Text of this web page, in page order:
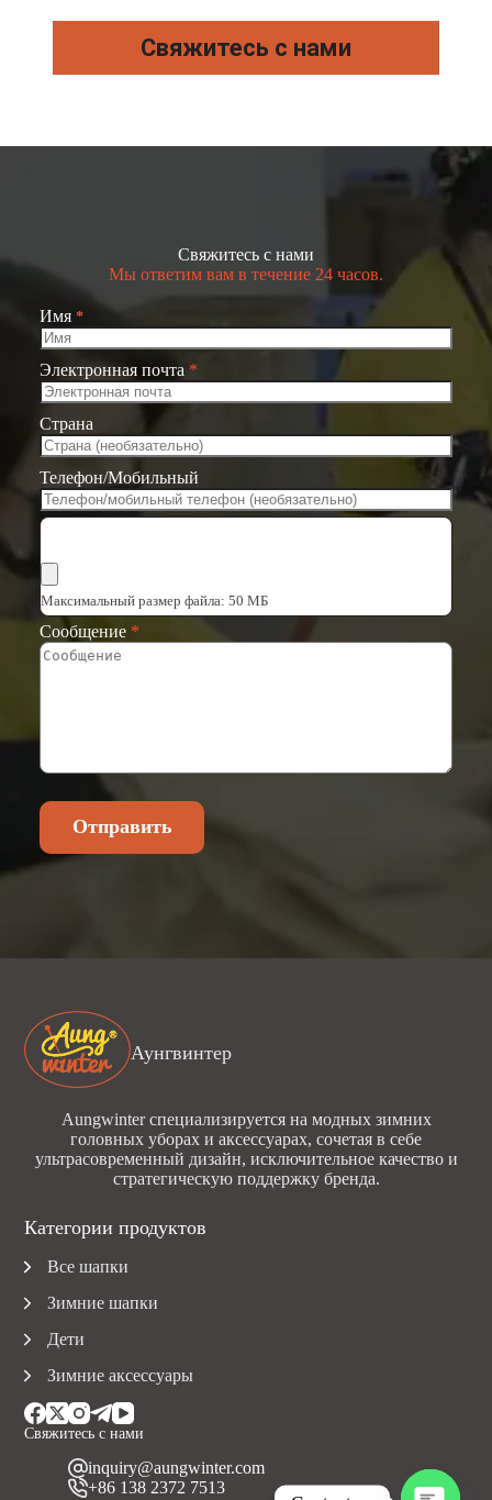
Свяжитесь с нами
Свяжитесь с нами
Мы ответим вам в течение 24 часов.
Имя *
Электронная почта *
Страна
Телефон/Мобильный
Максимальный размер файла: 50 МБ
Сообщение *
Отправить
Аунгвинтер
Aungwinter специализируется на модных зимних
головных уборах и аксессуарах, сочетая в себе
ультрасовременный дизайн, исключительное качество и
стратегическую поддержку бренда.
Свяжитесь с нами
inquiry@aungwinter.com
+86 138 2372 7513
Категории продуктов
Все шапки
Зимние шапки
Дети
Зимние аксессуары